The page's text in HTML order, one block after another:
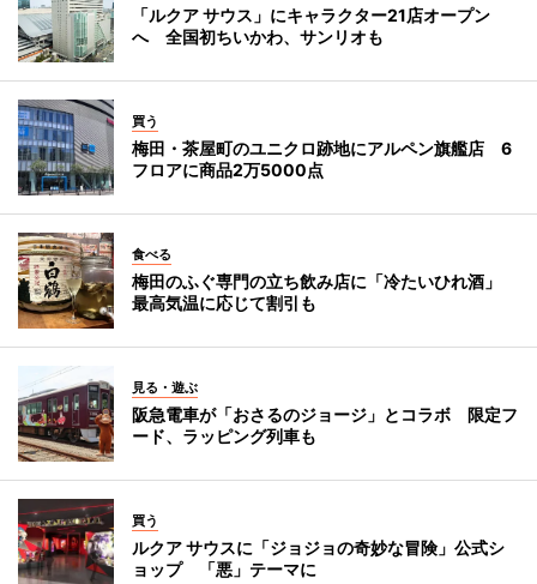
「ルクア サウス」にキャラクター21店オープン
へ 全国初ちいかわ、サンリオも
買う
梅田・茶屋町のユニクロ跡地にアルペン旗艦店 6
フロアに商品2万5000点
食べる
梅田のふぐ専門の立ち飲み店に「冷たいひれ酒」
最高気温に応じて割引も
見る・遊ぶ
阪急電車が「おさるのジョージ」とコラボ 限定フ
ード、ラッピング列車も
買う
ルクア サウスに「ジョジョの奇妙な冒険」公式シ
ョップ 「悪」テーマに